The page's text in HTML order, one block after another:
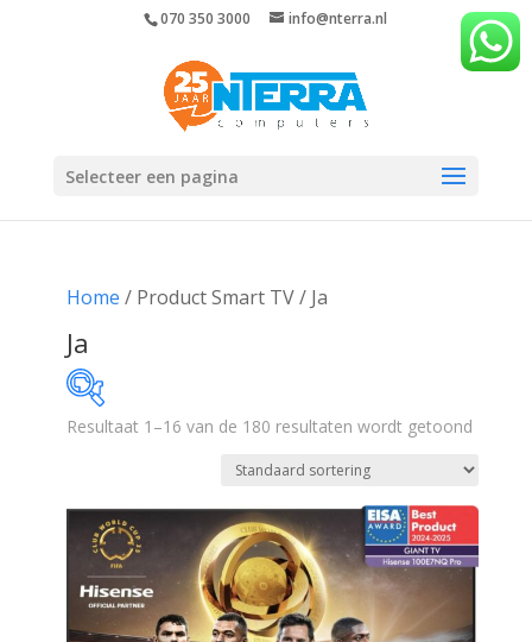
070 350 3000 info@nterra.nl
Selecteer een pagina
Home / Product Smart TV / Ja
Ja
299 2 472 4 645 6 817 8 990
Resultaat 1–16 van de 180 resultaten wordt getoond